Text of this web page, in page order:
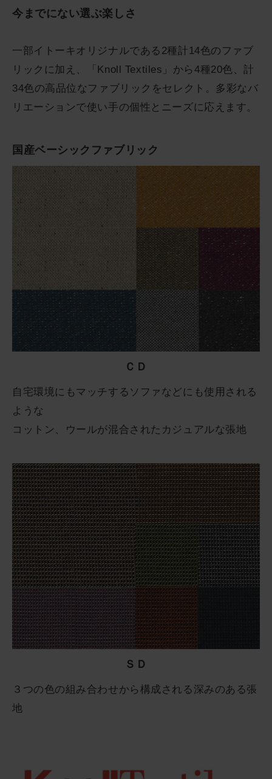
今までにない選ぶ楽しさ
一部イトーキオリジナルである2種計14色のファブ
リックに加え、「Knoll Textiles」から4種20色、計
34色の高品位なファブリックをセレクト。多彩なバ
リエーションで使い手の個性とニーズに応えます。
国産ベーシックファブリック
ＣＤ
自宅環境にもマッチするソファなどにも使用される
ような
コットン、ウールが混合されたカジュアルな張地
ＳＤ
３つの色の組み合わせから構成される深みのある張
地